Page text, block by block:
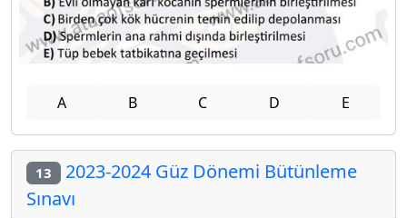
A B C D E
13 2023-2024 Güz Dönemi Bütünleme
Sınavı